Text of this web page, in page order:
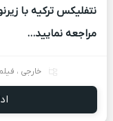
نتفلیکس ترکیه با
مراجعه نمایید…
خارجی ،